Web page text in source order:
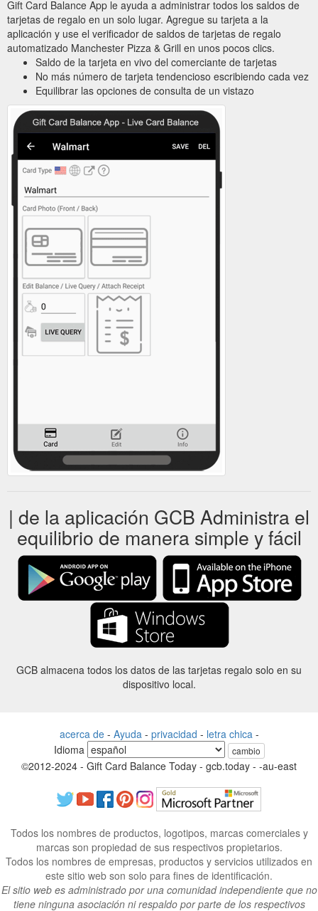
Gift Card Balance App le ayuda a administrar todos los saldos de
tarjetas de regalo en un solo lugar. Agregue su tarjeta a la
aplicación y use el verificador de saldos de tarjetas de regalo
automatizado Manchester Pizza & Grill en unos pocos clics.
Saldo de la tarjeta en vivo del comerciante de tarjetas
No más número de tarjeta tendencioso escribiendo cada vez
Equilibrar las opciones de consulta de un vistazo
| de la aplicación GCB Administra el
equilibrio de manera simple y fácil
GCB almacena todos los datos de las tarjetas regalo solo en su
dispositivo local.
acerca de- Ayuda - privacidad - letra chica -
Idioma
cambio
©2012-2024 - Gift Card Balance Today - gcb.today - -au-east
Todos los nombres de productos, logotipos, marcas comerciales y
marcas son propiedad de sus respectivos propietarios.
Todos los nombres de empresas, productos y servicios utilizados en
este sitio web son solo para fines de identificación.
El sitio web es administrado por una comunidad independiente que no
tiene ninguna asociación ni respaldo por parte de los respectivos